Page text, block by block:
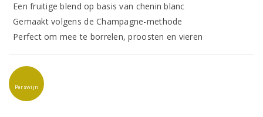
Een fruitige blend op basis van chenin blanc
Gemaakt volgens de Champagne-methode
Perfect om mee te borrelen, proosten en vieren
Perswijn